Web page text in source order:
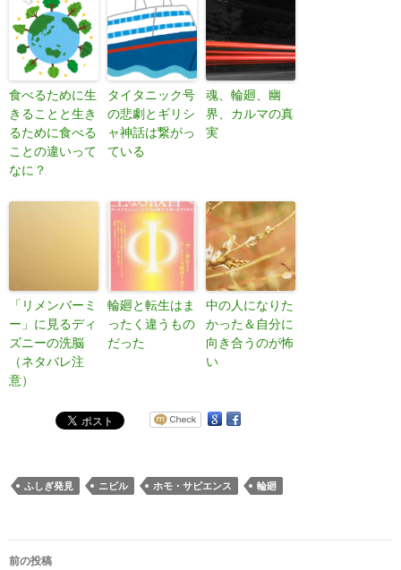
食べるために生
きることと生き
るために食べる
ことの違いって
なに？
タイタニック号
の悲劇とギリシ
ャ神話は繋がっ
ている
魂、輪廻、幽
界、カルマの真
実
「リメンバーミ
ー」に見るディ
ズニーの洗脳
（ネタバレ注
意）
輪廻と転生はま
ったく違うもの
だった
中の人になりた
かった＆自分に
向き合うのが怖
い
ふしぎ発見 ニビル ホモ・サピエンス 輪廻
投
前の投稿